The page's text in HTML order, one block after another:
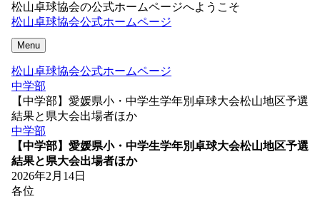
松山卓球協会の公式ホームページへようこそ
松山卓球協会公式ホームページ
Menu
松山卓球協会公式ホームページ
中学部
【中学部】愛媛県小・中学生学年別卓球大会松山地区予選
結果と県大会出場者ほか
中学部
【中学部】愛媛県小・中学生学年別卓球大会松山地区予選
結果と県大会出場者ほか
2026年2月14日
各位